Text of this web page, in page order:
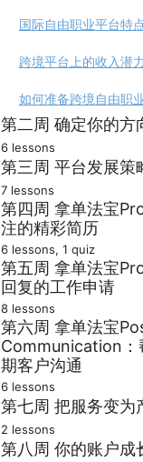
国际自由职业平台特
跨境平台上的收入潜力
如何准备跨境自由职
第二周 确定你的方
中国机会和全球机会
分析与发现市场需求
不要挤到红海市场里
合适机会太少怎么办
发现更多高收益机会
全力争取第一个订单
6 lessons
第三周 平台发展策
如何制定收入目标
新手快速起步策略
确定平台定价策略
合理选择收费方式
建立客户过滤机制
找到你的平台定位
客户为什么要选你
7 lessons
第四周 拿单法宝
注的精彩简历
优秀Profile的基本要
客户角度看自由职业者
有效提升Profile质量
自信的专业形象照片
快速获得客户的认同
通过Upwork账户审核
6 lessons, 1 quiz
第五周 拿单法宝
回复的工作申请
分析客户的真实需求
优质Proposal的核心
提升Proposal吸引力
Proposal快速撰写框架
8 lessons
第六周 拿单法宝
Communication：
期客户沟通
迅速提高拿单成功率
平台的安全沟通守则
6 lessons
第七周 把服务变为
有竞争力的服务产品
2 lessons
第八周 你的账户成